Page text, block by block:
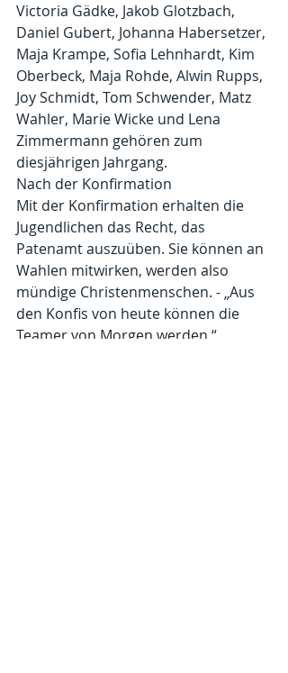
Victoria Gädke, Jakob Glotzbach,
Daniel Gubert, Johanna Habersetzer,
Maja Krampe, Sofia Lehnhardt, Kim
Oberbeck, Maja Rohde, Alwin Rupps,
Joy Schmidt, Tom Schwender, Matz
Wahler, Marie Wicke und Lena
Zimmermann gehören zum
diesjährigen Jahrgang.
Nach der Konfirmation
Mit der Konfirmation erhalten die
Jugendlichen das Recht, das
Patenamt auszuüben. Sie können an
Wahlen mitwirken, werden also
mündige Christenmenschen. - „Aus
den Konfis von heute können die
Teamer von Morgen werden.“,